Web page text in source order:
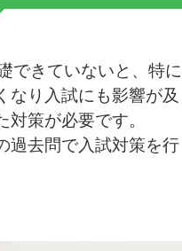
できていないと、特に
なり入試にも影響が及
策が必要です。
過去問で入試対策を行